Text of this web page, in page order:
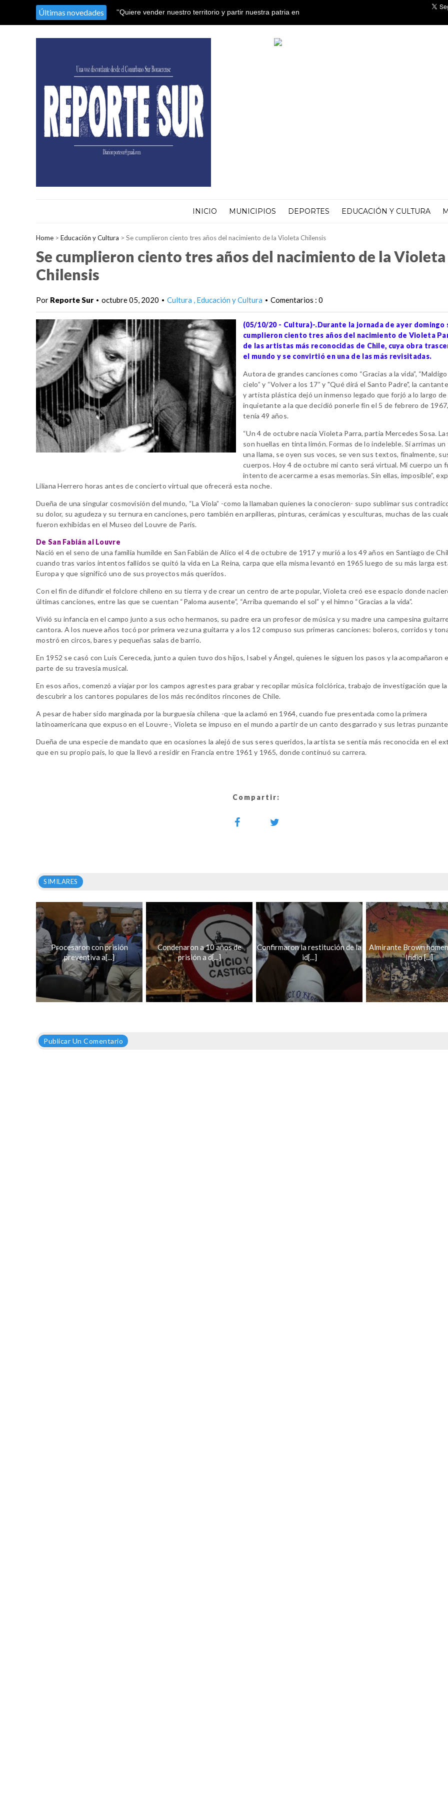
Últimas novedades
''Quiere vender nuestro territorio y partir nuestra patria en
INICIO MUNICIPIOS DEPORTES EDUCACIÓN Y CULTURA
Home > Educación y Cultura > Se cumplieron ciento tres años del nacimiento de la Violeta Chilensis
Se cumplieron ciento tres años del nacimiento de la Violeta
Chilensis
Por Reporte Sur • octubre 05, 2020 • Cultura Educación y Cultura • Comentarios : 0
(05/10/20 - Cultura)-.Durante la jornada de ayer domingo
cumplieron ciento tres años del nacimiento de Violeta
de las artistas más reconocidas de Chile, cuya obra
el mundo y se convirtió en una de las más revisitadas.
Autora de grandes canciones como “Gracias a la vida”,
cielo” y “Volver a los 17” y "Qué dirá el Santo Padre", la
y artista plástica dejó un inmenso legado que forjó a lo largo de
inquietante a la que decidió ponerle fin el 5 de febrero de
tenía 49 años.
“Un 4 de octubre nacía Violeta Parra, partía Mercedes Sosa.
son huellas en tinta limón. Formas de lo indeleble. Si arrimas
una llama, se oyen sus voces, se ven sus textos, finalmente,
cuerpos. Hoy 4 de octubre mi canto será virtual. Mi cuerpo un
intento de acercarme a esas memorias. Sin ellas, imposible”,
Liliana Herrero horas antes de concierto virtual que ofrecerá esta noche.
Dueña de una singular cosmovisión del mundo, “La Viola” -como la llamaban quienes la conocieron- supo sublimar sus
su dolor, su agudeza y su ternura en canciones, pero también en arpilleras, pinturas, cerámicas y esculturas, muchas de las
fueron exhibidas en el Museo del Louvre de París.
De San Fabián al Louvre
Nació en el seno de una familia humilde en San Fabián de Alico el 4 de octubre de 1917 y murió a los 49 años en Santiago de
cuando tras varios intentos fallidos se quitó la vida en La Reina, carpa que ella misma levantó en 1965 luego de su más larga
Europa y que significó uno de sus proyectos más queridos.
Con el fin de difundir el folclore chileno en su tierra y de crear un centro de arte popular, Violeta creó ese espacio donde
últimas canciones, entre las que se cuentan “Paloma ausente”, “Arriba quemando el sol” y el himno “Gracias a la vida”.
Vivió su infancia en el campo junto a sus ocho hermanos, su padre era un profesor de música y su madre una campesina
cantora. A los nueve años tocó por primera vez una guitarra y a los 12 compuso sus primeras canciones: boleros, corridos y
mostró en circos, bares y pequeñas salas de barrio.
En 1952 se casó con Luis Cereceda, junto a quien tuvo dos hijos, Isabel y Ángel, quienes le siguen los pasos y la acompañaron
parte de su travesía musical.
En esos años, comenzó a viajar por los campos agrestes para grabar y recopilar música folclórica, trabajo de investigación que
descubrir a los cantores populares de los más recónditos rincones de Chile.
A pesar de haber sido marginada por la burguesía chilena -que la aclamó en 1964, cuando fue presentada como la primera
latinoamericana que expuso en el Louvre-, Violeta se impuso en el mundo a partir de un canto desgarrado y sus letras
Dueña de una especie de mandato que en ocasiones la alejó de sus seres queridos, la artista se sentía más reconocida en el
que en su propio país, lo que la llevó a residir en Francia entre 1961 y 1965, donde continuó su carrera.
Compartir:
SIMILARES
Procesaron con prisión
preventiva a[...]
Condenaron a 10 años de
prisión a d[...]
Confirmaron la restitución de la
id[...]
Almirante Brown
Indio [...]
Publicar Un Comentario